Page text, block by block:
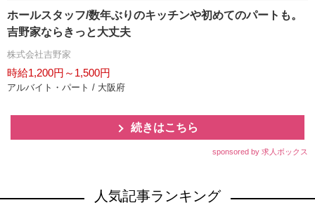
ホールスタッフ/数年ぶりのキッチンや初めてのパートも。
吉野家ならきっと大丈夫
株式会社吉野家
時給1,200円～1,500円
アルバイト・パート / 大阪府
続きはこちら
sponsored by 求人ボックス
人気記事ランキング